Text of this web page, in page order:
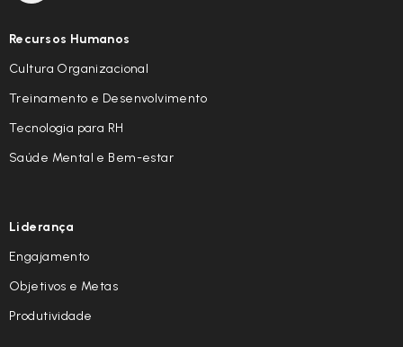
Recursos Humanos
Cultura Organizacional
Treinamento e Desenvolvimento
Tecnologia para RH
Saúde Mental e Bem-estar
Liderança
Engajamento
Objetivos e Metas
Produtividade